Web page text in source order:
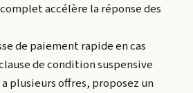
accélère la réponse des
de paiement rapide en cas
de condition suspensive
plusieurs offres, proposez un